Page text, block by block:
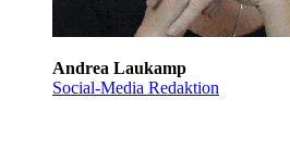
Andrea Laukamp
Social-Media Redaktion